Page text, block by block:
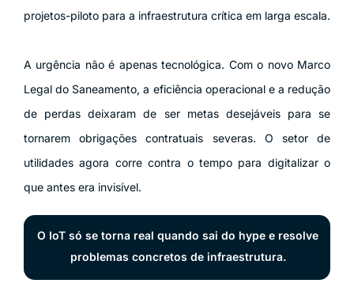
projetos-piloto para a infraestrutura crítica em larga escala.
A urgência não é apenas tecnológica. Com o novo Marco
Legal do Saneamento, a eficiência operacional e a redução
de perdas deixaram de ser metas desejáveis para se
tornarem obrigações contratuais severas. O setor de
utilidades agora corre contra o tempo para digitalizar o
que antes era invisível.
O IoT só se torna real quando sai do hype e resolve
problemas concretos de infraestrutura.